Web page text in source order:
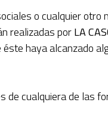
o cualquier otro
realizadas porLA
haya alcanzado
de cualquiera de las